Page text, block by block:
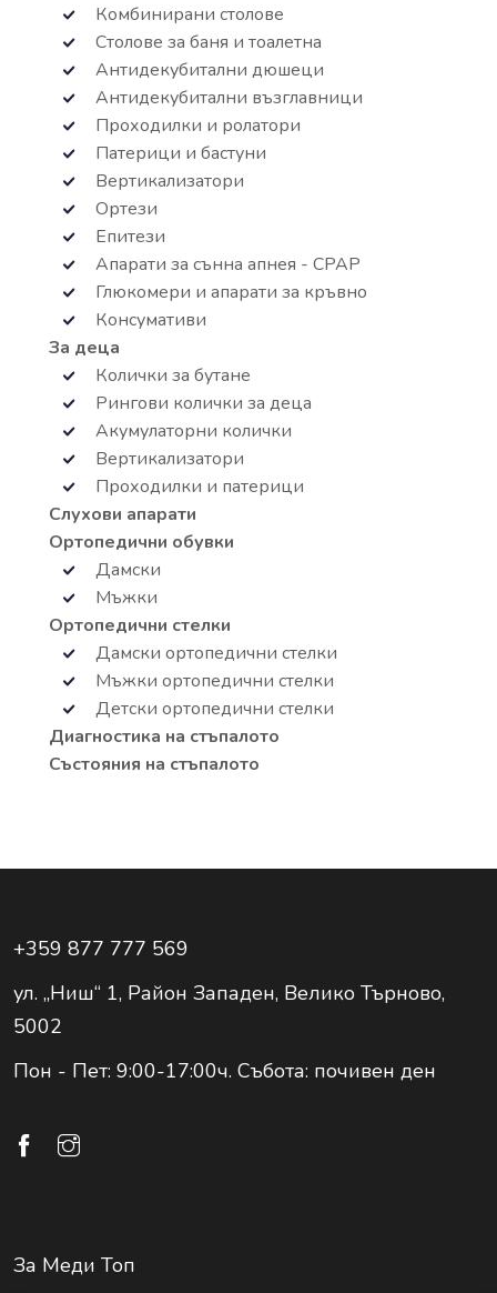
Комбинирани столове
Столове за баня и тоалетна
Антидекубитални дюшеци
Антидекубитални възглавници
Проходилки и ролатори
Патерици и бастуни
Вертикализатори
Ортези
Епитези
Апарати за сънна апнея - СРАР
Глюкомери и апарати за кръвно
Консумативи
За деца
Колички за бутане
Рингови колички за деца
Акумулаторни колички
Вертикализатори
Проходилки и патерици
Слухови апарати
Ортопедични обувки
Дамски
Мъжки
Ортопедични стелки
Дамски ортопедични стелки
Мъжки ортопедични стелки
Детски ортопедични стелки
Диагностика на стъпалото
Състояния на стъпалото
+359 877 777 569
ул. „Ниш“ 1, Район Западен, Велико Търново,
5002
Пон - Пет: 9:00-17:00ч. Събота: почивен ден
За Меди Топ